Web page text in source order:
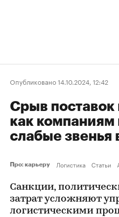
Опубликовано 14.10.2024, 12:42
Срыв поставок
как компаниям
слабые звенья
Про: карьеру Логистика Статьи
Санкции,
затрат усложняют
логистическими